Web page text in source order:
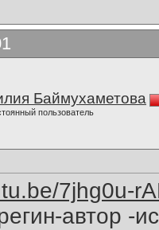
Баймухаметова
пользователь
7jhg0u-
автор -